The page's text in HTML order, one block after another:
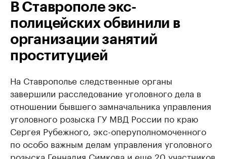
В Ставрополе экс-
полицейских обвинили в
организации занятий
проституцией
На Ставрополье следственные органы
завершили расследование уголовного дела в
отношении бывшего замначальника управления
уголовного розыска ГУ МВД России по краю
Сергея Рубежного, экс-оперуполномоченного
по особо важным делам управления уголовного
розыска Геннадия Симкова и еще 20 участников